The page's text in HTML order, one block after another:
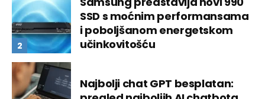
SSD s moćnim performansama
i poboljšanom energetskom
učinkovitošću
Najbolji chat GPT besplatan: